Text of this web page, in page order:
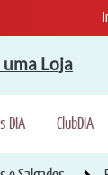
Loja
DIA ClubDIA